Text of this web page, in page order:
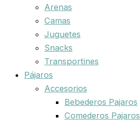
Arenas
Camas
Juguetes
Snacks
Transportines
Pájaros
Accesorios
Bebederos Pajaros
Comederos Pajaros